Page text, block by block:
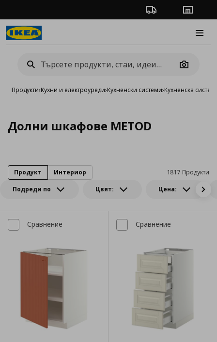
Проследяване на
Camera
Продукти›Кухни и електроуреди›Кухненски системи›Кухненска
Долни шкафове METOD
Подреди по Цвят: Цена:
1817 Продукти
Продукт Интериор
Сравнение Сравнение